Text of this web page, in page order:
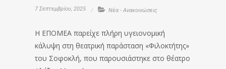
7 Σεπτεμβρίου, 2025 Νέα - Ανακοινώσεις
Η ΕΠΟΜΕΑ παρείχε πλήρη υγειονομική
κάλυψη στη θεατρική παράσταση «Φιλοκτήτης»
του Σοφοκλή, που παρουσιάστηκε στο θέατρο